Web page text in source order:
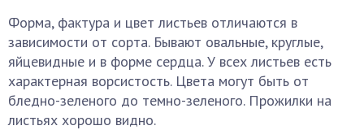
Форма, фактура и цвет листьев отличаются в
зависимости от сорта. Бывают овальные, круглые,
яйцевидные и в форме сердца. У всех листьев есть
характерная ворсистость. Цвета могут быть от
бледно-зеленого до темно-зеленого. Прожилки на
листьях хорошо видно.